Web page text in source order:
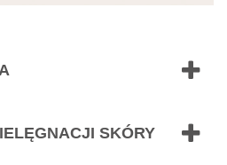
ciała
, które przyniosą ulgę Twojej
SKÓRY